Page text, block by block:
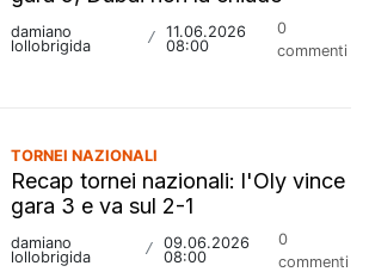
damiano
lollobrigida
/ 11.06.2026
08:00
0
commenti
TORNEI NAZIONALI
Recap tornei nazionali: l'Oly vince
gara 3 e va sul 2-1
damiano
lollobrigida
/
09.06.2026
08:00
0
commenti